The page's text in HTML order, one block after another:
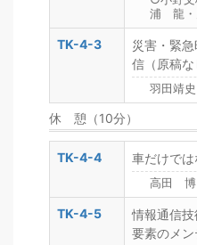
浦 龍・
TK-4-3
災害・緊
信（原稿な
羽田靖史
休 憩（10分）
TK-4-4 車だけで
高田 博
TK-4-5
情報通信
要素のメ